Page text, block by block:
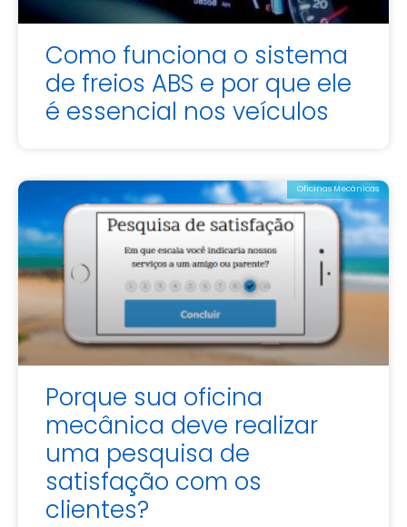
Como funciona o sistema
de freios ABS e por que ele
é essencial nos veículos
Oficinas Mecânicas
Porque sua oficina
mecânica deve realizar
uma pesquisa de
satisfação com os
clientes?